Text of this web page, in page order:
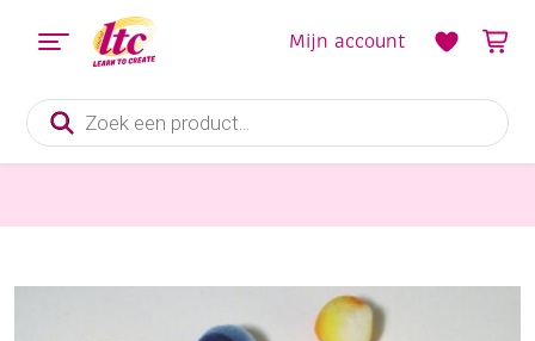
Producten
zoeken
Mijn account